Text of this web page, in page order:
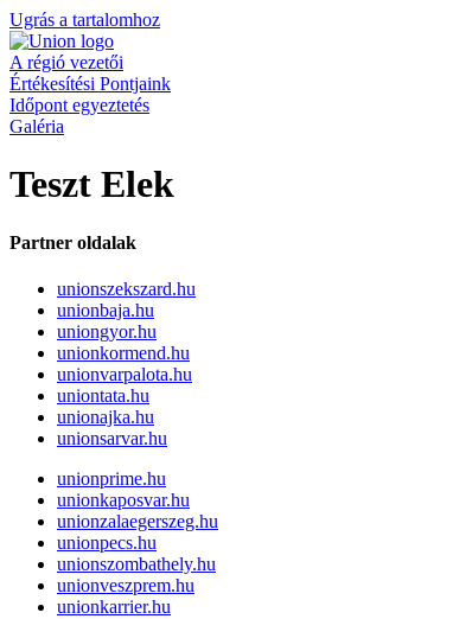
Ugrás a tartalomhoz
A régió vezetői
Értékesítési Pontjaink
Időpont egyeztetés
Galéria
Teszt Elek
Partner oldalak
unionszekszard.hu
unionbaja.hu
uniongyor.hu
unionkormend.hu
unionvarpalota.hu
uniontata.hu
unionajka.hu
unionsarvar.hu
unionprime.hu
unionkaposvar.hu
unionzalaegerszeg.hu
unionpecs.hu
unionszombathely.hu
unionveszprem.hu
unionkarrier.hu